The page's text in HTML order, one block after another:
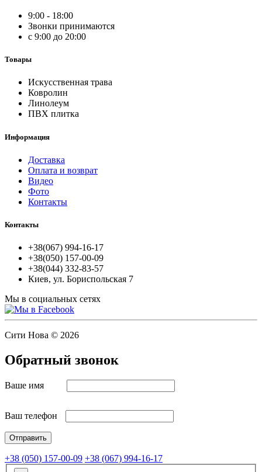
9:00 - 18:00
Звонки принимаются
с 9:00 до 20:00
Товары
Искусственная трава
Ковролин
Линолеум
ПВХ плитка
Информация
Доставка
Оплата и возврат
Видео
Фото
Контакты
Контакты
+38(067) 994-16-17
+38(050) 157-00-09
+38(044) 332-83-57
Киев, ул. Бориспольская 7
Мы в социальных сетях
Сити Нова © 2026
Обратный звонок
Ваше имя
Ваш телефон
+38 (050) 157-00-09 +38 (067) 994-16-17